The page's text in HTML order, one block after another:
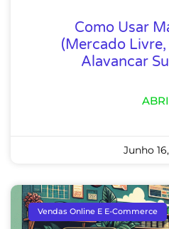
Como Usar
(Mercado Livre,
Alavancar
Junho
Vendas Online E E-Commerce